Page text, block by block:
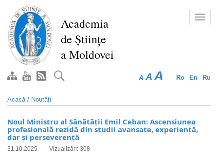
conţinutul
principal
Academia
de Științe
a Moldovei
Ro En Ru
A A A
Acasă/ Noutăți
Noul Ministru al Sănătății Emil Ceban: Ascensiunea
profesională rezidă din studii avansate, experiență,
dar și perseverență
31.10.2025 Vizualizări: 308